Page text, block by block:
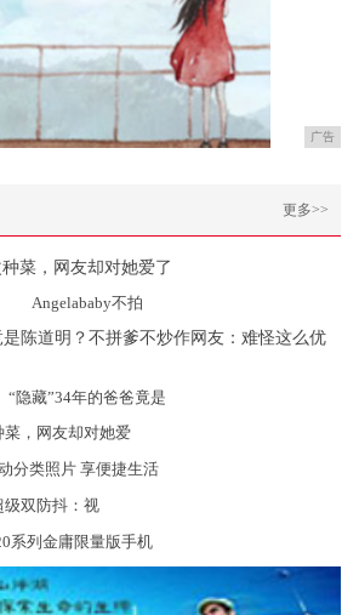
广告
更多>>
Angelababy不拍
“隐藏”34年的爸爸竟是
菜，网友却对她爱
分类照片 享便捷生活
级双防抖：视
系列金庸限量版手机